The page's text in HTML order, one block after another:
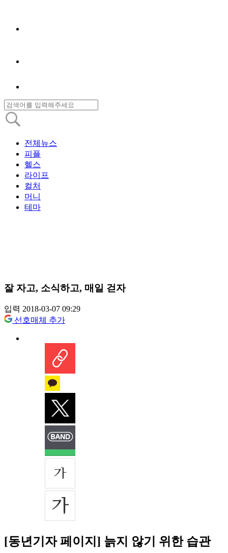
전체뉴스
피플
헬스
라이프
컬처
머니
테마
잘 자고, 소식하고, 매일 걷자
입력 2018-03-07 09:29
선호매체 추가
[동년기자 페이지] 늙지 않기 위한 습관